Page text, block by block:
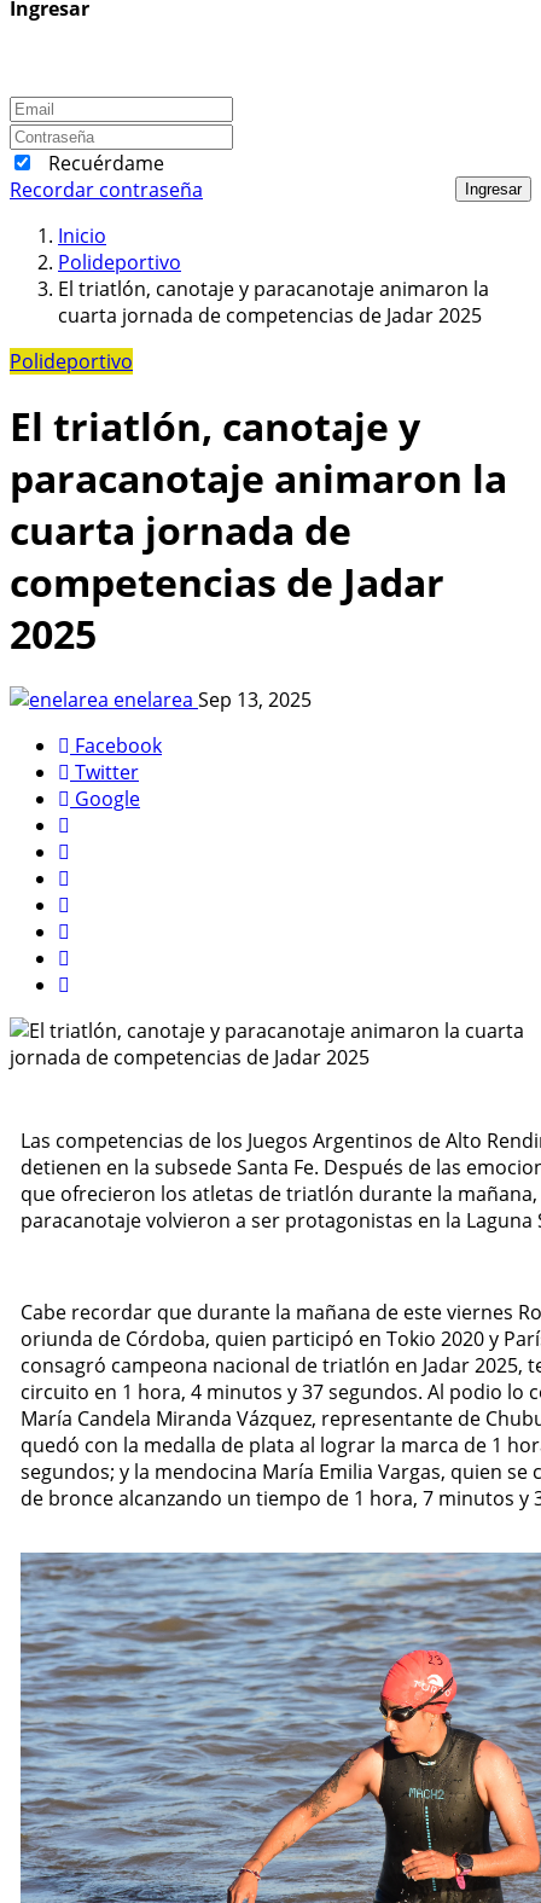
Ingresar
Recuérdame
Ingresar
Recordar contraseña
Inicio
Polideportivo
El triatlón, canotaje y paracanotaje animaron la
cuarta jornada de competencias de Jadar 2025
Polideportivo
El triatlón, canotaje y
paracanotaje animaron la
cuarta jornada de
competencias de Jadar
2025
enelarea Sep 13, 2025
Facebook
Twitter
Google
Las competencias de los Juegos Argentinos de Alto
detienen en la subsede Santa Fe. Después de las
que ofrecieron los atletas de triatlón durante la mañana,
paracanotaje volvieron a ser protagonistas en la Laguna
Cabe recordar que durante la mañana de este viernes
oriunda de Córdoba, quien participó en Tokio 2020 y
consagró campeona nacional de triatlón en Jadar 2025,
circuito en 1 hora, 4 minutos y 37 segundos. Al podio lo
María Candela Miranda Vázquez, representante de
quedó con la medalla de plata al lograr la marca de 1
segundos; y la mendocina María Emilia Vargas, quien se
de bronce alcanzando un tiempo de 1 hora, 7 minutos y